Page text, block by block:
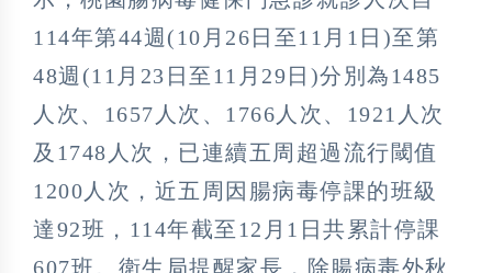
114年第44週(10月26日至11月1日)至第
48週(11月23日至11月29日)分別為1485
人次、1657人次、1766人次、1921人次
及1748人次，已連續五周超過流行閾值
1200人次，近五周因腸病毒停課的班級
達92班，114年截至12月1日共累計停課
607班。衛生局提醒家長，除腸病毒外秋